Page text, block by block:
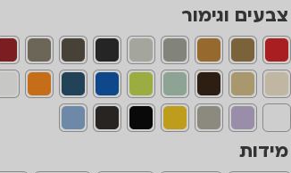
צבעים וגימור
מידות